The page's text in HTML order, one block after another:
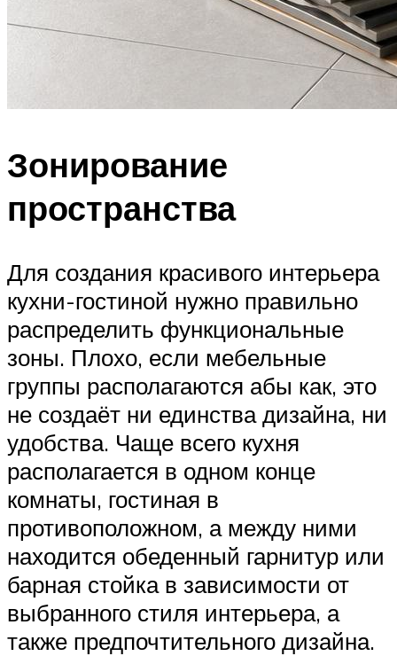
Зонирование
пространства
Для создания красивого интерьера
кухни-гостиной нужно правильно
распределить функциональные
зоны. Плохо, если мебельные
группы располагаются абы как, это
не создаёт ни единства дизайна, ни
удобства. Чаще всего кухня
располагается в одном конце
комнаты, гостиная в
противоположном, а между ними
находится обеденный гарнитур или
барная стойка в зависимости от
выбранного стиля интерьера, а
также предпочтительного дизайна.